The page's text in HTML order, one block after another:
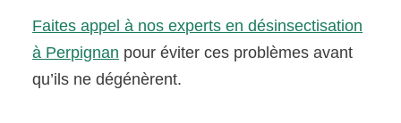
Faites appel à nos experts en désinsectisation
à Perpignan pour éviter ces problèmes avant
qu’ils ne dégénèrent.